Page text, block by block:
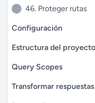
46. Proteger rutas
Configuración
Estructura del proyecto
Query Scopes
Transformar respuestas